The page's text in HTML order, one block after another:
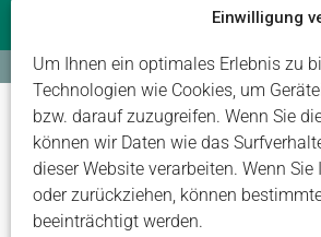
Einwilligung
Um Ihnen ein optimales Erlebnis zu
Technologien wie Cookies, um
bzw. darauf zuzugreifen. Wenn Sie
können wir Daten wie das
dieser Website verarbeiten. Wenn
oder zurückziehen, können
beeinträchtigt werden.
© Carus Management GmbH